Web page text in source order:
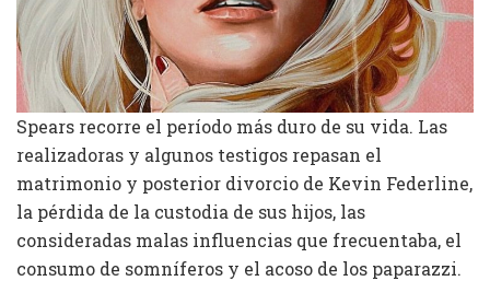
Spears recorre el período más duro de su vida. Las
realizadoras y algunos testigos repasan el
matrimonio y posterior divorcio de Kevin Federline,
la pérdida de la custodia de sus hijos, las
consideradas malas influencias que frecuentaba, el
consumo de somníferos y el acoso de los paparazzi.